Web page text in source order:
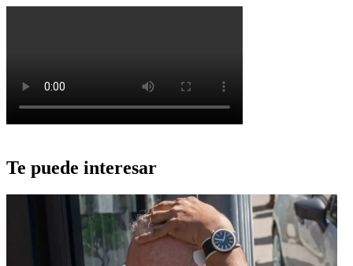
Te puede interesar